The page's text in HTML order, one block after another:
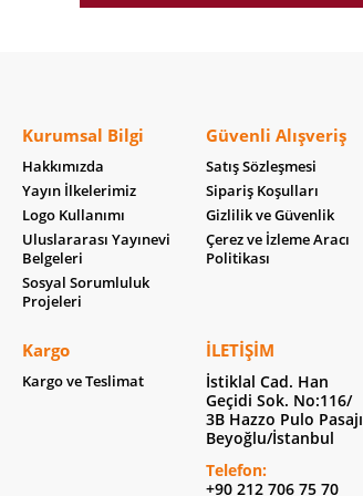
Kurumsal Bilgi
Hakkımızda
Yayın İlkelerimiz
Logo Kullanımı
Uluslararası Yayınevi
Belgeleri
Sosyal Sorumluluk
Projeleri
Güvenli Alışveriş
Satış Sözleşmesi
Sipariş Koşulları
Gizlilik ve Güvenlik
Çerez ve İzleme Aracı
Politikası
Kargo
Kargo ve Teslimat
İLETIŞIM
İstiklal Cad. Han
Geçidi Sok. No:116/
3B Hazzo Pulo Pasajı
Beyoğlu/İstanbul
Telefon:
+90 212 706 75 70